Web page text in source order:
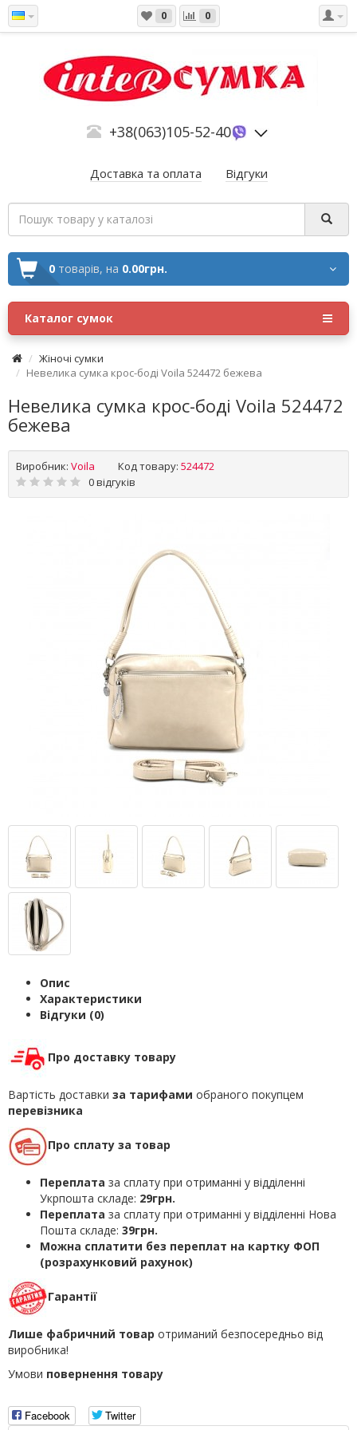
0 0
+38(063)105-52-40
Доставка та оплата Відгуки
0 товарів, на 0.00грн.
Каталог сумок
Жіночі сумки
Невелика сумка крос-боді Voila 524472 бежева
Невелика сумка крос-боді Voila 524472
бежева
Виробник: Voila Код товару: 524472
0 відгуків
Опис
Характеристики
Відгуки (0)
Про доставку товару
Вартість доставки за тарифами обраного покупцем
перевізника
Про сплату за товар
Переплата за сплату при отриманні у відділенні
Укрпошта складе: 29грн.
Переплата за сплату при отриманні у відділенні Нова
Пошта складе: 39грн.
Можна сплатити без переплат на картку ФОП
(розрахунковий рахунок)
Гарантії
Лише фабричний товар отриманий безпосередньо від
виробника!
Умови повернення товару
Facebook Twitter